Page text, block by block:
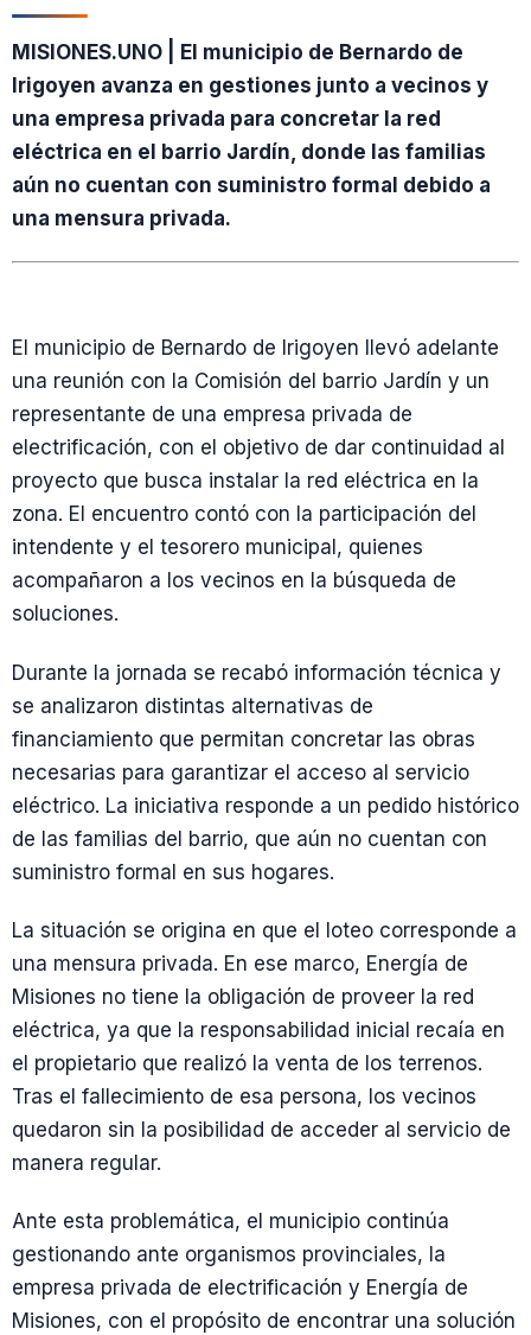
MISIONES.UNO | El municipio de Bernardo de
Irigoyen avanza en gestiones junto a vecinos y
una empresa privada para concretar la red
eléctrica en el barrio Jardín, donde las familias
aún no cuentan con suministro formal debido a
una mensura privada.
El municipio de Bernardo de Irigoyen llevó adelante
una reunión con la Comisión del barrio Jardín y un
representante de una empresa privada de
electrificación, con el objetivo de dar continuidad al
proyecto que busca instalar la red eléctrica en la
zona. El encuentro contó con la participación del
intendente y el tesorero municipal, quienes
acompañaron a los vecinos en la búsqueda de
soluciones.
Durante la jornada se recabó información técnica y
se analizaron distintas alternativas de
financiamiento que permitan concretar las obras
necesarias para garantizar el acceso al servicio
eléctrico. La iniciativa responde a un pedido histórico
de las familias del barrio, que aún no cuentan con
suministro formal en sus hogares.
La situación se origina en que el loteo corresponde a
una mensura privada. En ese marco, Energía de
Misiones no tiene la obligación de proveer la red
eléctrica, ya que la responsabilidad inicial recaía en
el propietario que realizó la venta de los terrenos.
Tras el fallecimiento de esa persona, los vecinos
quedaron sin la posibilidad de acceder al servicio de
manera regular.
Ante esta problemática, el municipio continúa
gestionando ante organismos provinciales, la
empresa privada de electrificación y Energía de
Misiones, con el propósito de encontrar una solución